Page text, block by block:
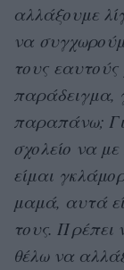
αλλάξουμε
να
τους
παράδειγμα,
παραπάνω;
σχολείο να
είμαι
μαμά, αυτά
τους. Πρέπει
θέλω να